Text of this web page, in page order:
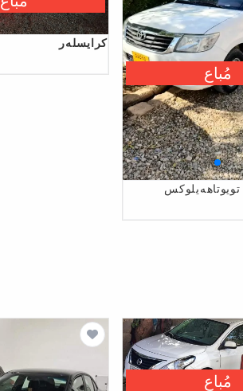
تویوتاهەیلوکس
مُباع
كرایسلەر
مُباع